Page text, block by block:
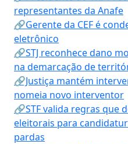
representantes da Anafe
🔗Gerente da CEF é
eletrônico
🔗STJ reconhece dano
na demarcação de
🔗Justiça mantém
nomeia novo interventor
🔗STF valida regras que
eleitorais para
pardas